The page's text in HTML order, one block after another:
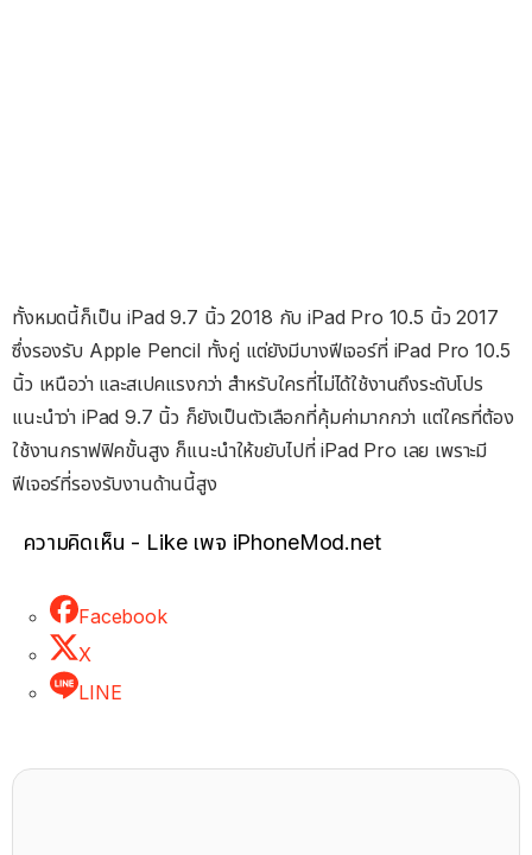
ทั้งหมดนี้ก็เป็น iPad 9.7 นิ้ว 2018 กับ iPad Pro 10.5 นิ้ว 2017
ซึ่งรองรับ Apple Pencil ทั้งคู่ แต่ยังมีบางฟีเจอร์ที่ iPad Pro 10.5
นิ้ว เหนือว่า และสเปคแรงกว่า สำหรับใครที่ไม่ได้ใช้งานถึงระดับโปร
แนะนำว่า iPad 9.7 นิ้ว ก็ยังเป็นตัวเลือกที่คุ้มค่ามากกว่า แต่ใครที่ต้อง
ใช้งานกราฟฟิคขั้นสูง ก็แนะนำให้ขยับไปที่ iPad Pro เลย เพราะมี
ฟีเจอร์ที่รองรับงานด้านนี้สูง
ความคิดเห็น - Like เพจ iPhoneMod.net
Facebook
X
LINE